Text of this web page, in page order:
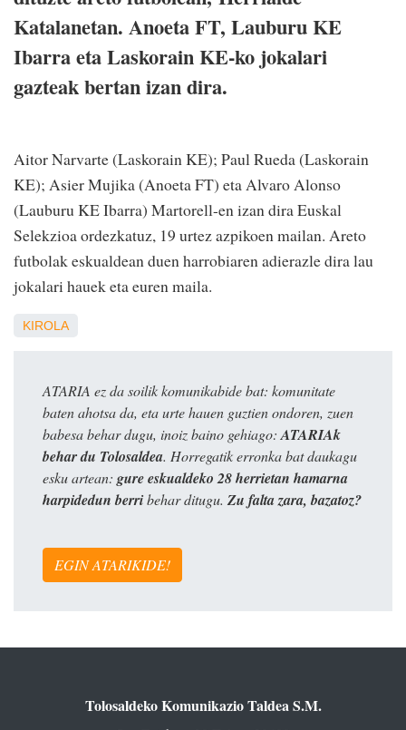
Katalanetan. Anoeta FT, Lauburu KE
Ibarra eta Laskorain KE-ko jokalari
gazteak bertan izan dira.
Aitor Narvarte (Laskorain KE); Paul Rueda (Laskorain
KE); Asier Mujika (Anoeta FT) eta Alvaro Alonso
(Lauburu KE Ibarra) Martorell-en izan dira Euskal
Selekzioa ordezkatuz, 19 urtez azpikoen mailan. Areto
futbolak eskualdean duen harrobiaren adierazle dira lau
jokalari hauek eta euren maila.
KIROLA
ATARIA ez da soilik komunikabide bat: komunitate
baten ahotsa da, eta urte hauen guztien ondoren, zuen
babesa behar dugu, inoiz baino gehiago: ATARIAk
behar du Tolosaldea. Horregatik erronka bat daukagu
esku artean: gure eskualdeko 28 herrietan hamarna
harpidedun berribehar ditugu. Zu falta zara, bazatoz?
EGIN ATARIKIDE!
Tolosaldeko Komunikazio Taldea S.M.